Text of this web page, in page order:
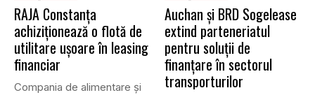
RAJA Constanța
achiziționează o flotă de
utilitare ușoare în leasing
financiar
Compania de alimentare și
Auchan și BRD Sogelease
extind parteneriatul
pentru soluții de
finanțare în sectorul
transporturilor